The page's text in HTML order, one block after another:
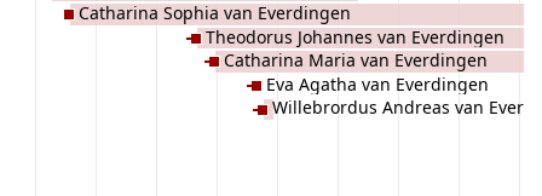
Catharina Sophia van Everdingen
Theodorus Johannes van Everdingen
Catharina Maria van Everdingen
Eva Agatha van Everdingen
Willebrordus Andreas van